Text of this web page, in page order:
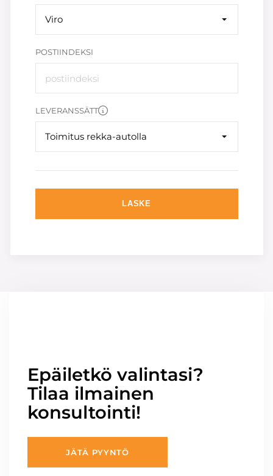
Viro
POSTIINDEKSI
LEVERANSSÄTT
Toimitus rekka-autolla
LASKE
Epäiletkö valintasi?
Tilaa ilmainen
konsultointi!
JÄTÄ PYYNTÖ